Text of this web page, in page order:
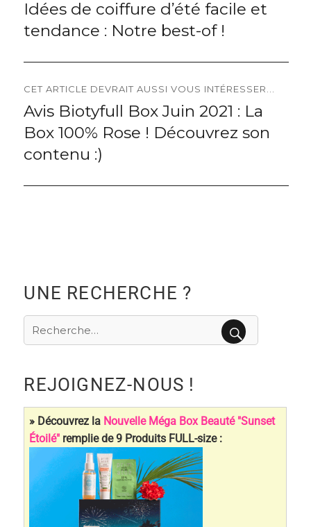
de
Previous
post:
Idées de coiffure d’été facile et
tendance : Notre best-of !
CET ARTICLE DEVRAIT AUSSI VOUS INTÉRESSER...
Next
post:
Avis Biotyfull Box Juin 2021 : La
Box 100% Rose ! Découvrez son
contenu :)
UNE RECHERCHE ?
Recherche
pour
REJOIGNEZ-NOUS !
» Découvrez la Nouvelle Méga Box Beauté "Sunset
Étoilé" remplie de 9 Produits FULL-size :